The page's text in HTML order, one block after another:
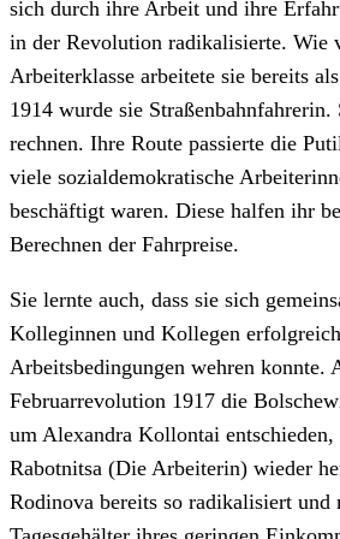
sich durch ihre Arbeit und ihre
in der Revolution radikalisierte. Wie
Arbeiterklasse arbeitete sie bereits
1914 wurde sie
rechnen. Ihre Route passierte die
viele sozialdemokratische
beschäftigt waren. Diese halfen ihr
Berechnen der Fahrpreise.
Sie lernte auch, dass sie sich
Kolleginnen und Kollegen
Arbeitsbedingungen wehren konnte.
Februarrevolution 1917 die
um Alexandra Kollontai
Rabotnitsa (Die Arbeiterin) wieder
Rodinova bereits so radikalisiert und